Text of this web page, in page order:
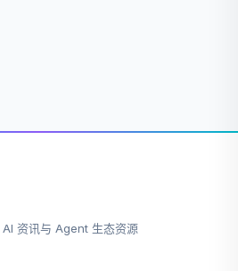
资讯与 Agent 生态资源